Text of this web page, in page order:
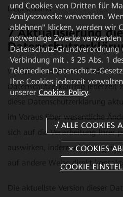
Deutschland
7 Aktualisierung
Wir behalten uns das Recht vor,
Datenschutzerklärung jederzeit
im Voraus über wesentliche
sich auf die Verarbeitung Ihrer
auswirken, indem wir Ihnen
auf andere Weise direkt
und Cookies von Dritten für
Analysezwecke verwenden.
ablehnen" klicken, werden wir
notwendige Zwecke
Datenschutz-Grundverordnung
Verbindung mit . § 25 Abs. 1
Telemedien-Datenschutz-
Ihre Cookies jederzeit
unserer Cookies Policy.
COOKIE